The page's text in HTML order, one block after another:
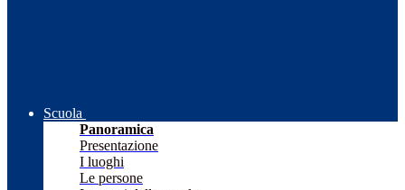
Scuola
Panoramica
Presentazione
I luoghi
Le persone